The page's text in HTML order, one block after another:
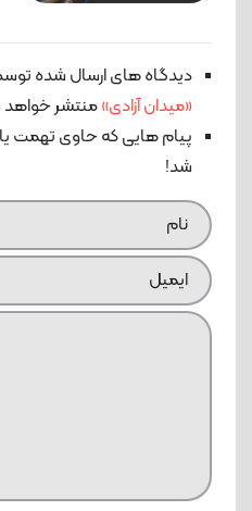
دیدگاه های ارسال شده
«میدان آزادی»منتشر
پیام هایی که حاوی تهمت یا
شد!